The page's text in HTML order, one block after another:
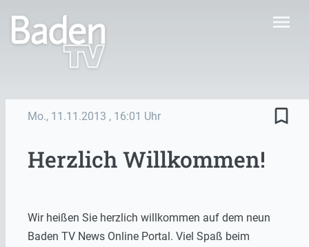
menu
Mo., 11.11.2013 , 16:01 Uhr bookmark_border
Herzlich Willkommen!
Wir heißen Sie herzlich willkommen auf dem neun
Baden TV News Online Portal. Viel Spaß beim